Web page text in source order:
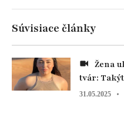
Súvisiace články
tvár:
31.05.2025